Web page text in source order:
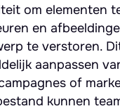
om elementen
en
te verstoren.
aanpassen
of
kunnen